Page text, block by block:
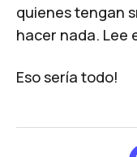
quienes tengan
hacer nada. Lee
Eso sería todo!